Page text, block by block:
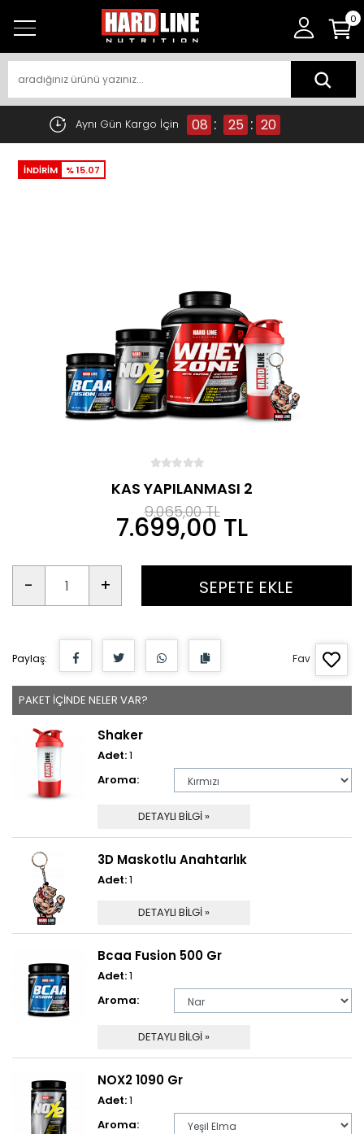
0
Aynı Gün Kargo İçin 08 : 25 : 20
İNDİRİM % 15.07
KAS YAPILANMASI 2
9.065,00 TL
7.699,00 TL
- + SEPETE EKLE
Paylaş: Fav
PAKET İÇİNDE NELER VAR?
Shaker
Adet:1
Aroma:
DETAYLI BİLGİ »
3D Maskotlu Anahtarlık
Adet:1
DETAYLI BİLGİ »
Bcaa Fusion 500 Gr
Adet:1
Aroma:
DETAYLI BİLGİ »
NOX2 1090 Gr
Adet:1
Aroma: